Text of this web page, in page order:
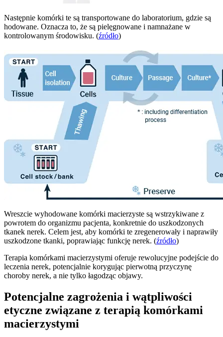
Następnie komórki te są transportowane do laboratorium, gdzie są
hodowane. Oznacza to, że są pielęgnowane i namnażane w
kontrolowanym środowisku. (źródło)
Wreszcie wyhodowane komórki macierzyste są wstrzykiwane z
powrotem do organizmu pacjenta, konkretnie do uszkodzonych
tkanek nerek. Celem jest, aby komórki te zregenerowały i naprawiły
uszkodzone tkanki, poprawiając funkcję nerek. (źródło)
Terapia komórkami macierzystymi oferuje rewolucyjne podejście do
leczenia nerek, potencjalnie korygując pierwotną przyczynę
choroby nerek, a nie tylko łagodząc objawy.
Potencjalne zagrożenia i wątpliwości
etyczne związane z terapią komórkami
macierzystymi